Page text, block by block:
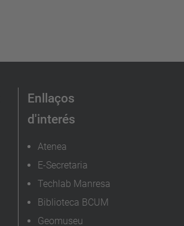
Enllaços
d'interés
Atenea
E-Secretaria
Techlab Manresa
Biblioteca BCUM
Geomuseu